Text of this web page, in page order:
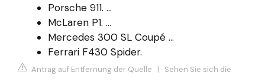
Porsche 911. ...
McLaren P1. ...
Mercedes 300 SL Coupé ...
Ferrari F430 Spider.
Antrag auf Entfernung der Quelle | Sehen Sie sich die